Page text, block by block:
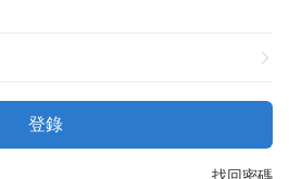
登錄